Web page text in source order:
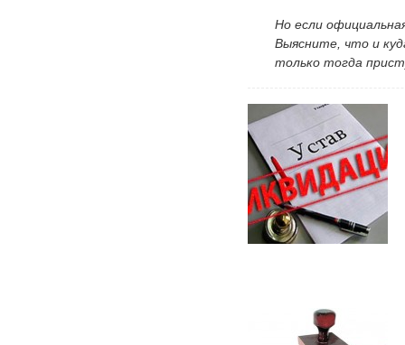
Но если
Выясните, что и
только тогда